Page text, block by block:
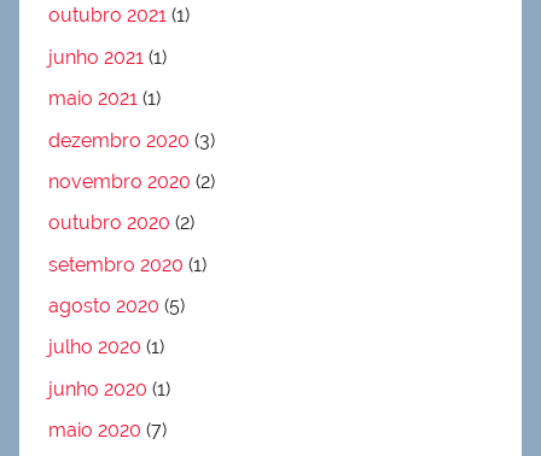
outubro 2021 (1)
junho 2021 (1)
maio 2021 (1)
dezembro 2020 (3)
novembro 2020 (2)
outubro 2020 (2)
setembro 2020 (1)
agosto 2020 (5)
julho 2020 (1)
junho 2020 (1)
maio 2020 (7)